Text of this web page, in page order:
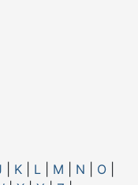
K L M N O